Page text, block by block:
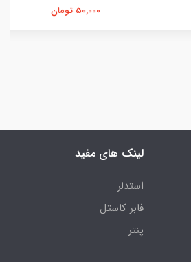
لینک های مفید
استدلر
فابر کاستل
پنتر